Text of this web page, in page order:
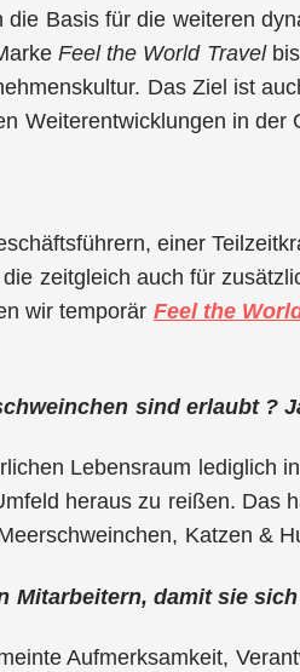
Basis für die weiteren
Feel the World Travel
Das Ziel ist
Weiterentwicklungen in der
einer
zeitgleich auch für
wir temporär Feel the
sind erlaubt ?
Lebensraum lediglich
heraus zu reißen. Das
Katzen &
Mitarbeitern, damit sie
Aufmerksamkeit,